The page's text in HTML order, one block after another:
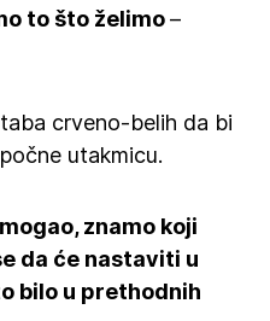
to što želimo–
crveno-belih da bi
utakmicu.
znamo koji
da će nastaviti u
bilo u prethodnih